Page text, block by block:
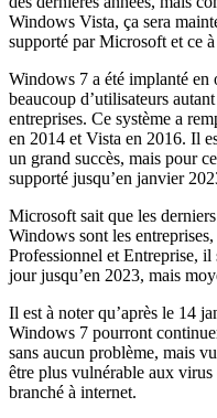
Windows Vista, ça sera
supporté par Microsoft et ce
Windows 7 a été implanté en
beaucoup d’utilisateurs
entreprises. Ce système a
en 2014 et Vista en 2016. Il
un grand succès, mais pour
supporté jusqu’en janvier
Microsoft sait que les
Windows sont les
Professionnel et Entreprise, il
jour jusqu’en 2023, mais
Il est à noter qu’après le 14
Windows 7 pourront
sans aucun problème, mais
être plus vulnérable aux
branché à internet.